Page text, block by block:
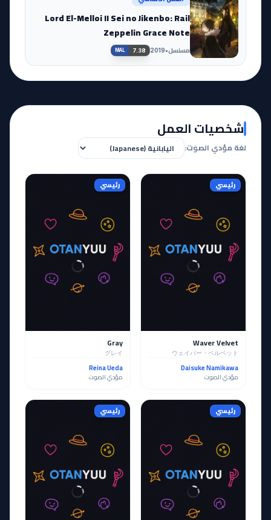
Lord El-Melloi II Sei no Jikenbo: Rail
Zeppelin Grace Note
مسلسل•
2019
MAL 7.38
شخصيات العمل
لغة مؤدي الصوت:
رئيسي
Waver Velvet
ウェイバー・ベルベット
Daisuke Namikawa
مؤدي الصوت
رئيسي
Gray
グレイ
Reina Ueda
مؤدي الصوت
رئيسي رئيسي